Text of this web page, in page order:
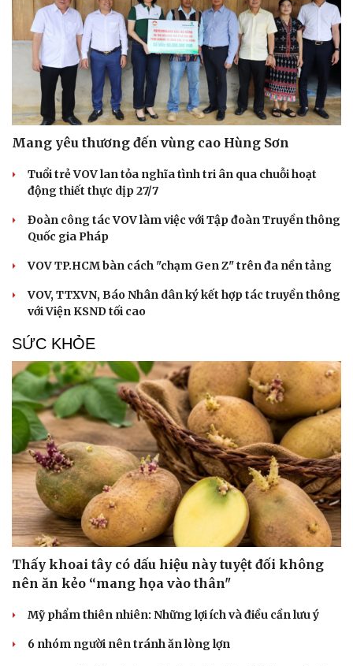
Cải chính
Mang yêu thương đến vùng cao Hùng Sơn
Tuổi trẻ VOV lan tỏa nghĩa tình tri ân qua chuỗi hoạt
động thiết thực dịp 27/7
Đoàn công tác VOV làm việc với Tập đoàn Truyền thông
Quốc gia Pháp
VOV TP.HCM bàn cách "chạm Gen Z" trên đa nền tảng
VOV, TTXVN, Báo Nhân dân ký kết hợp tác truyền thông
với Viện KSND tối cao
SỨC KHỎE
Thấy khoai tây có dấu hiệu này tuyệt đối không
nên ăn kẻo “mang họa vào thân"
Mỹ phẩm thiên nhiên: Những lợi ích và điều cần lưu ý
6 nhóm người nên tránh ăn lòng lợn